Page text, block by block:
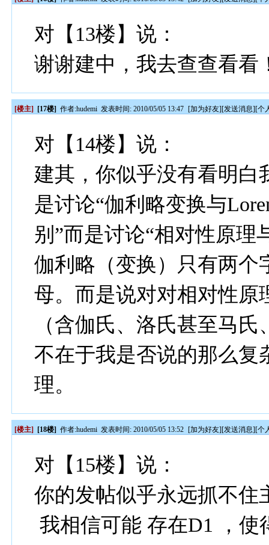
对【13楼】说：
谢谢建中，我去查查看看
[楼主] [17楼] 作者:hudemi 发表时间: 2010/05/05 13:47 [加为好友][发送消息][个
对【14楼】说：
建其，你似乎没有看明白
是讨论“伽利略变换与
别”而是讨论“相对性原理
伽利略（变换）只有两个
母。而是说对对相对性原
（含伽氏、洛氏甚至马
不在于我是否说的那么复
理。
[楼主] [18楼] 作者:hudemi 发表时间: 2010/05/05 13:52 [加为好友][发送消息][个
对【15楼】说：
你的发帖似乎永远抓不住
我相信可能 存在D1 ，使